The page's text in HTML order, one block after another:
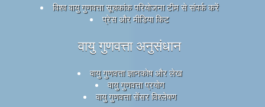
विश्व वायु गुणवत्ता सूचकांक परियोजना टीम से संपर्क करें
प्रेस और मीडिया किट
वायु गुणवत्ता अनुसंधान
वायु गुणवत्ता ज्ञानकोष और लेख
वायु गुणवत्ता प्रयोग
वायु गुणवत्ता सेंसर विश्लेषण